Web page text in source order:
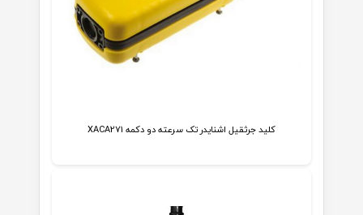
کلید جرثقیل اشنایدر تک سرعته دو دکمه XACA271